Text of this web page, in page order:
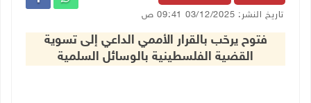
تاريخ النشر: 03/12/2025 09:41 ص
فتوح يرحّب بالقرار الأممي الداعي إلى تسوية
القضية الفلسطينية بالوسائل السلمية